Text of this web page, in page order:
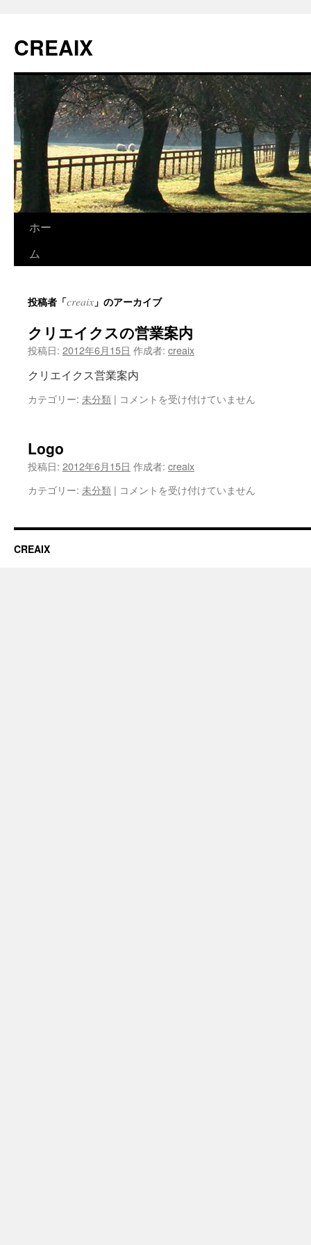
CREAIX
コ
ン
ツ
へ
ス
プ
ホー
ム
投稿者「creaix 」のアーカイブ
クリエイクスの営業案内
投稿日: 2012年6月15日 作成者: creaix
クリエイクス営業案内
カテゴリー: 未分類 | ク
ス
営
コメントを受け付けていません
Logo
投稿日: 2012年6月15日 作成者: creaix
カテゴリー: 未分類 | Logo
コメントを受け付けていません
CREAIX